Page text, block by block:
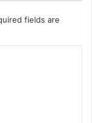
fields are